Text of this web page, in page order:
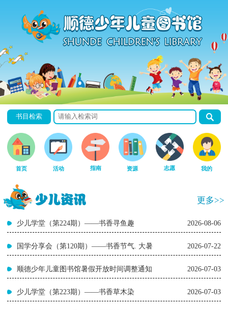
书目检索
首页 活动 指南 资源 志愿 我的
更多>>
少儿学堂（第224期）——书香寻鱼趣 2026-08-06
国学分享会（第120期）——书香节气. 大暑 2026-07-22
顺德少年儿童图书馆暑假开放时间调整通知 2026-07-03
少儿学堂（第223期）——书香草木染 2026-07-03